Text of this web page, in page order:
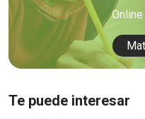
Online
Te puede interesar